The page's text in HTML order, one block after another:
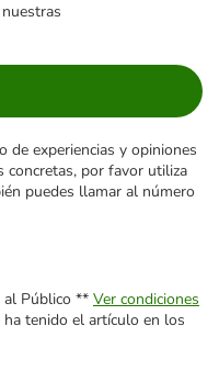
de experiencias y opiniones
concretas, por favor utiliza
puedes llamar al número
al Público ** Ver condiciones
tenido el artículo en los